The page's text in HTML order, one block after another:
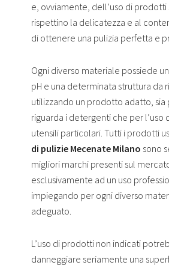
e, ovviamente, dell’uso di prodotti
rispettino la delicatezza e al
di ottenere una pulizia perfetta e
Ogni diverso materiale possiede
pH e una determinata struttura da
utilizzando un prodotto adatto, sia
riguarda i detergenti che per l’uso
utensili particolari. Tutti i prodotti
di pulizie Mecenate Milano sono
migliori marchi presenti sul
esclusivamente ad un uso
impiegando per ogni diverso
adeguato.
L’uso di prodotti non indicati
danneggiare seriamente una